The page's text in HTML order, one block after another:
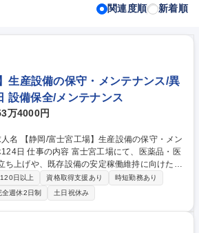
関連度順 新着順
生産設備の保守・メンテナンス/異
設備保全/メンテナンス
万4000円
、医薬品・医
ち上げや、既存設備の安定稼働維持に向けた維
（オーバーホール、突発故障時の復旧・応急処
良
応急処置・新規設備立ち上げへの参画、データ
請30％、新規ライン導入40％、試作装置組立
ずは申請やライン導入を中心に担当いただく予
日以上 資格取得支援あり
時短勤務あり
全週休2日制 土日祝休み